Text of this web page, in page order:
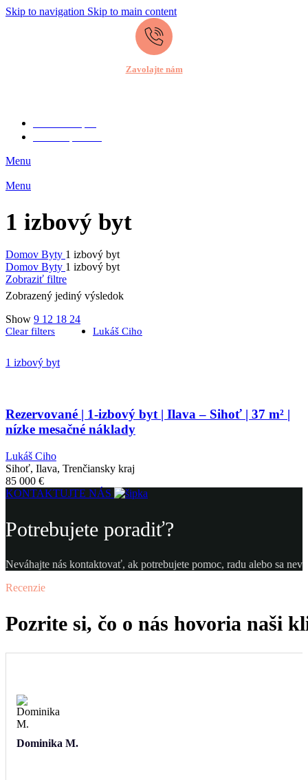
Skip to navigation Skip to main content
Zavolajte nám
Menu
Menu
1 izbový byt
Domov Byty 1 izbový byt
Domov Byty 1 izbový byt
Zobraziť filtre
Zobrazený jediný výsledok
Show 9 12 18 24
Clear filters
Lukáš Ciho
1 izbový byt
Rezervované | 1-izbový byt | Ilava – Sihoť | 37 m² |
nízke mesačné náklady
Lukáš Ciho
Sihoť, Ilava, Trenčiansky kraj
85 000 €
KONTAKTUJTE NÁS
Potrebujete poradiť?
Neváhajte nás kontaktovať, ak potrebujete pomoc, radu alebo sa
Recenzie
Pozrite si, čo o nás hovoria naši
Dominika M.